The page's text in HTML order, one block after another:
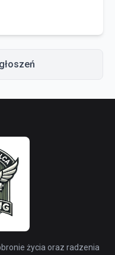
życia oraz radzenia